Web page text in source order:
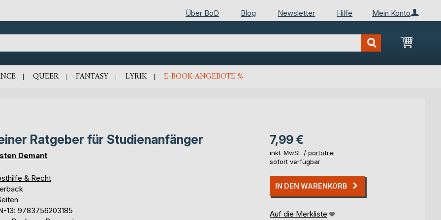
Mein Konto
Über BoD Blog Newsletter Hilfe
Mein
QUEER FANTASY LYRIK E-BOOK-ANGEBOTE %
Ratgeber für Studienanfänger
Demant
& Recht
13: 9783756203185
7,99 €
inkl. MwSt. / portofrei
sofort verfügbar
IN DEN WARENKORB
Auf die Merkliste